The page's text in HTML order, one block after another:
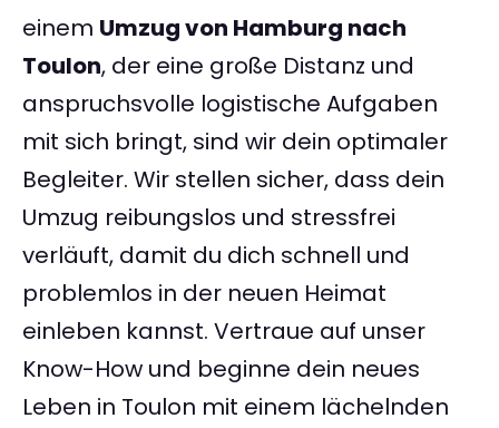
einem Umzug von Hamburg nach
Toulon, der eine große Distanz und
anspruchsvolle logistische Aufgaben
mit sich bringt, sind wir dein optimaler
Begleiter. Wir stellen sicher, dass dein
Umzug reibungslos und stressfrei
verläuft, damit du dich schnell und
problemlos in der neuen Heimat
einleben kannst. Vertraue auf unser
Know-How und beginne dein neues
Leben in Toulon mit einem lächelnden